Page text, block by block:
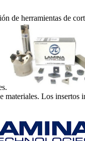
de herramientas de
Los